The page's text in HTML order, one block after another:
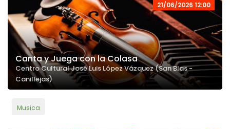
21/06/2026 12:00
Canta y Juega con la Colasa
Centro Cultural José Luis López Vázquez (San Blas -
Canillejas)
Musica